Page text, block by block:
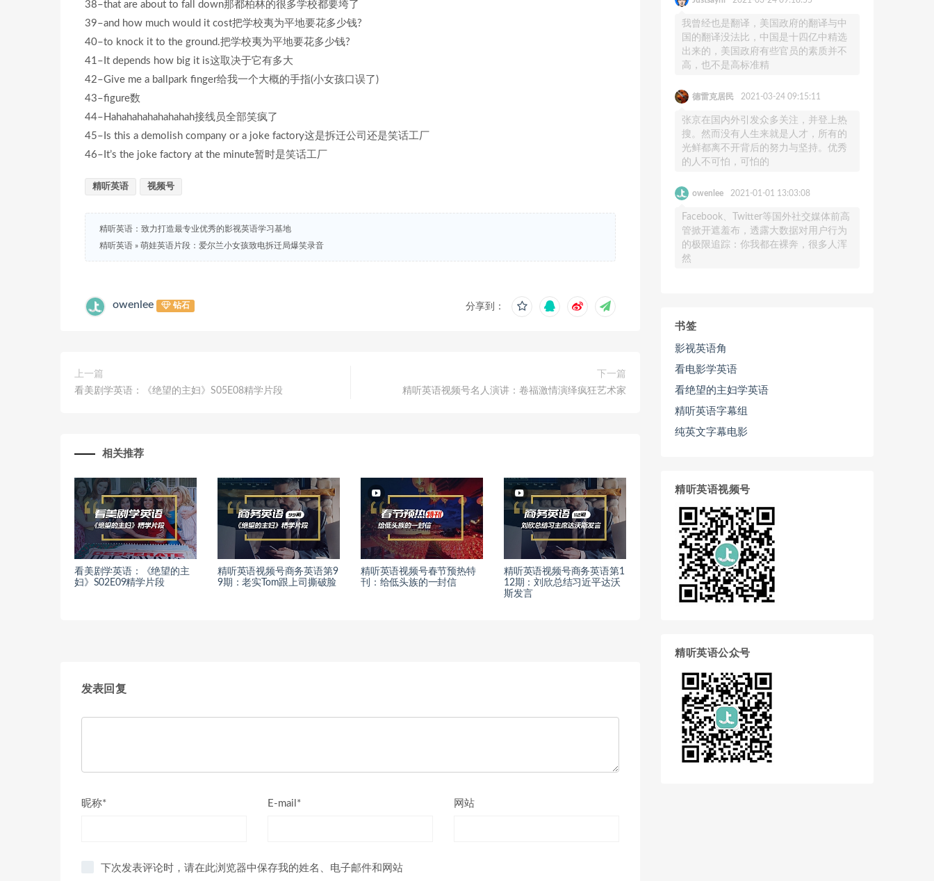
38–that are about to fall down那都柏林的很多学校都要垮了
39–and how much would it cost把学校夷为平地要花多少钱?
40–to knock it to the ground.把学校夷为平地要花多少钱?
41–It depends how big it is这取决于它有多大
42–Give me a ballpark finger给我一个大概的手指(小女孩口误了)
43–figure数
44–Hahahahahahahahah接线员全部笑疯了
45–Is this a demolish company or a joke factory这是拆迁公司还是笑话工厂
46–It’s the joke factory at the minute暂时是笑话工厂
精听英语 视频号
精听英语：致力打造最专业优秀的影视英语学习基地
精听英语 » 萌娃英语片段：爱尔兰小女孩致电拆迁局爆笑录音
owenlee 钻石 分享到：
上一篇
看美剧学英语：《绝望的主妇》S05E08精学片段
下一篇
精听英语视频号名人演讲：卷福激情演绎疯狂艺术家
相关推荐
看美剧学英语：《绝望的主
妇》S02E09精学片段
精听英语视频号商务英语第9
9期：老实Tom跟上司撕破脸
精听英语视频号春节预热特
刊：给低头族的一封信
精听英语视频号商务英语第1
12期：刘欣总结习近平达沃
斯发言
发表回复
昵称* E-mail* 网站
下次发表评论时，请在此浏览器中保存我的姓名、电子邮件和网站
我曾经也是翻译，美国政府的翻译与中
国的翻译没法比，中国是十四亿中精选
出来的，美国政府有些官员的素质并不
高，也不是高标准精
德雷克居民 2021-03-24 09:15:11
张京在国内外引发众多关注，并登上热
搜。然而没有人生来就是人才，所有的
光鲜都离不开背后的努力与坚持。优秀
的人不可怕，可怕的
owenlee 2021-01-01 13:03:08
Facebook、Twitter等国外社交媒体前高
管掀开遮羞布，透露大数据对用户行为
的极限追踪：你我都在裸奔，很多人浑
然
书签
影视英语角
看电影学英语
看绝望的主妇学英语
精听英语字幕组
纯英文字幕电影
精听英语视频号
精听英语公众号